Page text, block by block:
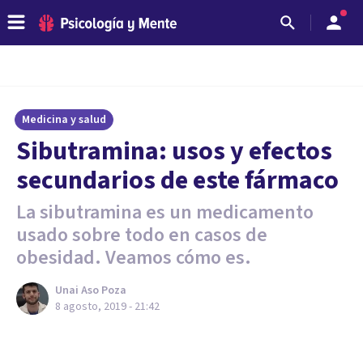
Medicina y salud
Sibutramina: usos y efectos
secundarios de este fármaco
La sibutramina es un medicamento
usado sobre todo en casos de
obesidad. Veamos cómo es.
Unai Aso Poza
8 agosto, 2019 - 21:42